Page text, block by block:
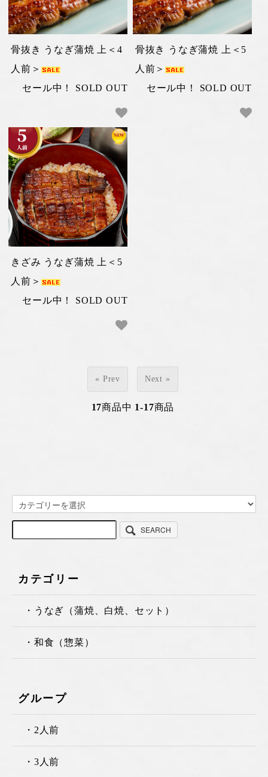
骨抜き うなぎ蒲焼 上＜4
人前＞
セール中！ SOLD OUT
骨抜き うなぎ蒲焼 上＜5
人前＞
セール中！ SOLD OUT
きざみ うなぎ蒲焼 上＜5
人前＞
セール中！ SOLD OUT
« Prev Next »
17商品中 1-17商品
SEARCH
カテゴリー
・うなぎ（蒲焼、白焼、セット）
・和食（惣菜）
グループ
・2人前
・3人前